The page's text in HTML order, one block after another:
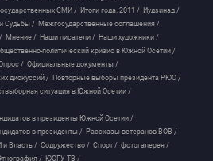
СМИ / Итоги года. 2011 / Иудзинад /
Судьбы / Межгосударственные соглашения /
Мнение / Наши писатели / Наши художники /
политический кризис в Южной Осетии /
/ Официальные документы /
дискуссий / Повторные выборы президента РЮО /
ситуация в Южной Осетии /
в президенты Южной Осетии /
в президенты / Рассказы ветеранов ВОВ /
Власть / Содружество / Спорт / фотогалерея /
/ ЮОГУ ТВ /